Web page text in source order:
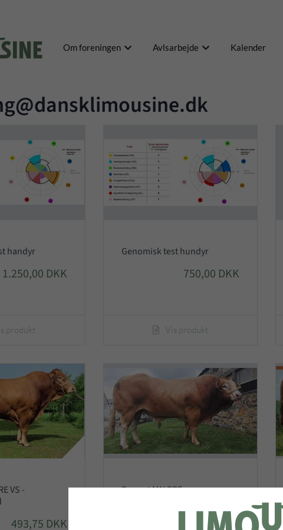
Om foreningen Avlsarbejde Kalender
handyr
1.250,00 DKK
produkt
Genomisk test hundyr
750,00 DKK
Vis produkt
VS -
493,75 DKK
Ponant MN RRE -
493,75 DKK